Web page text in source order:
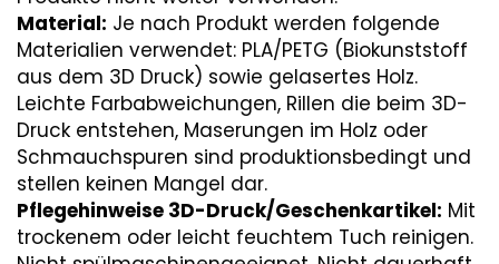
Material: Je nach Produkt werden folgende
Materialien verwendet: PLA/PETG (Biokunststoff
aus dem 3D Druck) sowie gelasertes Holz.
Leichte Farbabweichungen, Rillen die beim 3D-
Druck entstehen, Maserungen im Holz oder
Schmauchspuren sind produktionsbedingt und
stellen keinen Mangel dar.
Pflegehinweise 3D-Druck/Geschenkartikel: Mit
trockenem oder leicht feuchtem Tuch reinigen.